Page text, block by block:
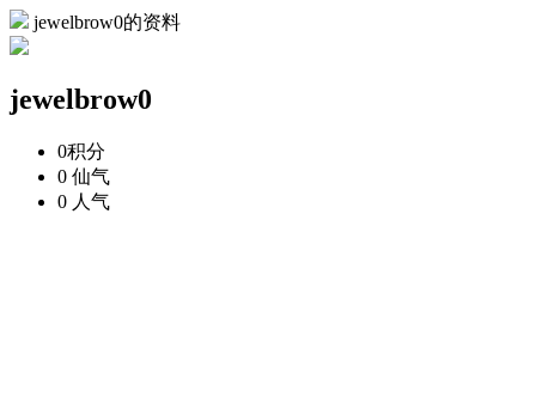
jewelbrow0的资料
jewelbrow0
0积分
0 仙气
0 人气